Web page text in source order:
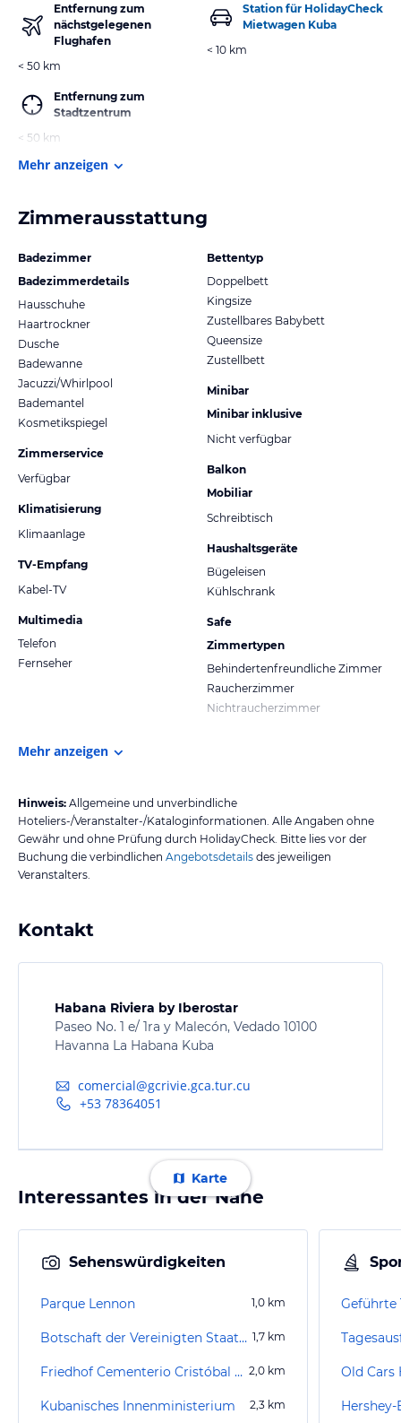
Entfernung zum
nächstgelegenen
Flughafen
< 50 km
Entfernung zum
Stadtzentrum
< 50 km
Station für HolidayCheck
Mietwagen Kuba
< 10 km
Mehr anzeigen
Zimmerausstattung
Badezimmer
Badezimmerdetails
Hausschuhe
Haartrockner
Dusche
Badewanne
Jacuzzi/Whirlpool
Bademantel
Kosmetikspiegel
Zimmerservice
Verfügbar
Klimatisierung
Klimaanlage
TV-Empfang
Kabel-TV
Multimedia
Telefon
Fernseher
Bettentyp
Doppelbett
Kingsize
Zustellbares Babybett
Queensize
Zustellbett
Minibar
Minibar inklusive
Nicht verfügbar
Balkon
Mobiliar
Schreibtisch
Haushaltsgeräte
Bügeleisen
Kühlschrank
Safe
Zimmertypen
Behindertenfreundliche Zimmer
Raucherzimmer
Nichtraucherzimmer
Mehr anzeigen
Hinweis: Allgemeine und unverbindliche
Hoteliers-/Veranstalter-/Kataloginformationen. Alle Angaben ohne
Gewähr und ohne Prüfung durch HolidayCheck. Bitte lies vor der
Buchung die verbindlichen Angebotsdetails des jeweiligen
Veranstalters.
Kontakt
Habana Riviera by Iberostar
Paseo No. 1 e/ 1ra y Malecón, Vedado 10100
Havanna La Habana Kuba
comercial@gcrivie.gca.tur.cu
+53 78364051
Karte
Interessantes in der Nähe
Sehenswürdigkeiten
Parque Lennon 1,0 km
Botschaft der Vereinigten Staaten 1,7 km
Friedhof Cementerio Cristóbal Colón 2,0 km
Kubanisches Innenministerium 2,3 km
Old Cars
Hershey-